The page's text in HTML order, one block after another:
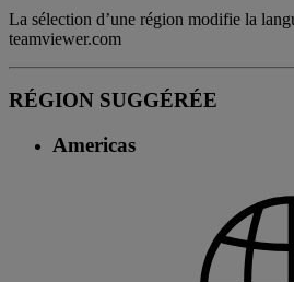
La sélection d’une région modifie la
teamviewer.com
RÉGION SUGGÉRÉE
Americas